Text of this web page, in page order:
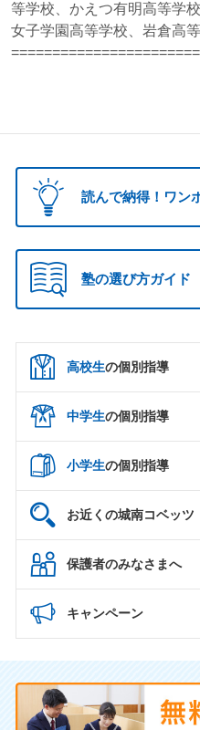
等学校、かえつ有明高等学
女子学園高等学校、岩倉高
読んで納得！ワン
塾の選び方ガイド
高校生の個別指導
中学生の個別指導
小学生の個別指導
お近くの城南コベッツ
保護者のみなさまへ
キャンペーン